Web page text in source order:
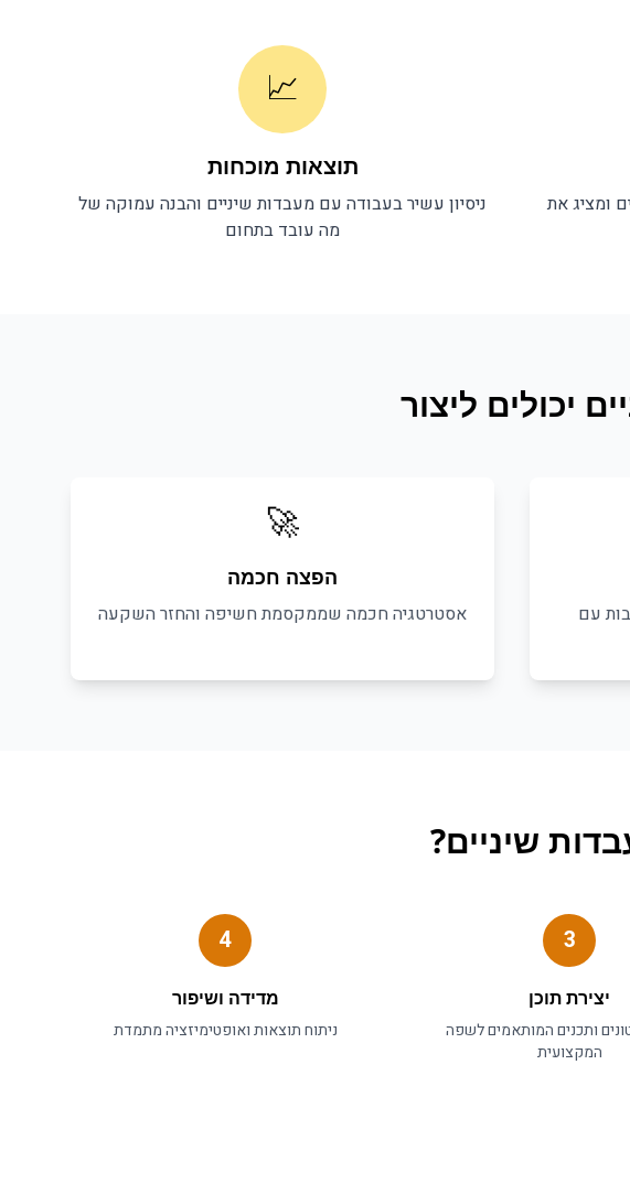
ומציג את
📈
תוצאות מוכחות
ניסיון עשיר בעבודה עם מעבדות שיניים והבנה עמוקה של
מה עובד בתחום
יכולים ליצור
עם
🚀
הפצה חכמה
אסטרטגיה חכמה שממקסמת חשיפה והחזר השקעה
שיניים?
3
יצירת תוכן
ותכנים המותאמים לשפה
המקצועית
4
מדידה ושיפור
ניתוח תוצאות ואופטימיזציה מתמדת